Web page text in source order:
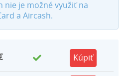
nie je možné využiť na
a Aircash.
Kúpiť